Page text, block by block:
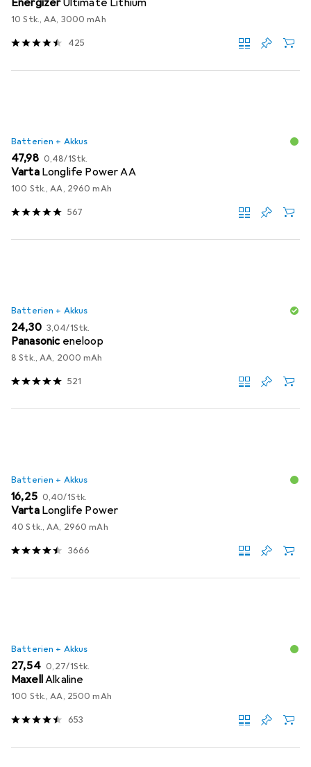
EnergizerUltimate Lithium
10 Stk., AA, 3000 mAh
425
Batterien + Akkus
EUR
47,98 EUR
0,48/1Stk.
Varta Longlife Power AA
100 Stk., AA, 2960 mAh
567
Batterien + Akkus
EUR
24,30 EUR
3,04/1Stk.
Panasonic eneloop
8 Stk., AA, 2000 mAh
521
Batterien + Akkus
EUR
16,25 EUR
0,40/1Stk.
Varta Longlife Power
40 Stk., AA, 2960 mAh
3666
Batterien + Akkus
EUR
27,54 EUR
0,27/1Stk.
MaxellAlkaline
100 Stk., AA, 2500 mAh
653